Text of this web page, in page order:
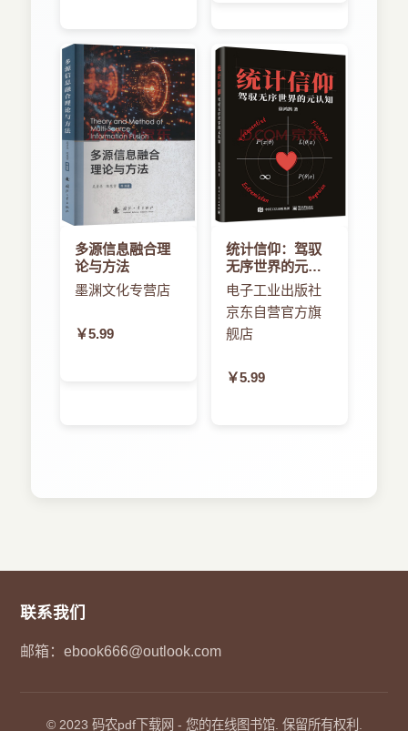
5.4循环语句
5.5任务与函数
5.6有限状态机的设计
5.7Quartus II图形化状态机输入工具使用
第6章Verilog HDL语言基础程序设计
6.1Verilog HDL语言实现组合逻辑电路
6.2Verilog HDL语言实现时序逻辑电路
6.3Verilog HDL语言的代码风格
6.3.1Verilog HDL语言的基本原则
6.3.2Verilog HDL语言的编写规范
6.3.3Verilog HDL语言的处理技巧
6.4硬件描述语言设计基础实例
6.4.18-3编码器
7.1ModelSim仿真工具简介
7.3ModelSim仿真工具安装与使用
8.1验证与仿真简介
兼顾原理，注重实用。本书侧重于实际应用，精炼
理论讲解内容。
实例丰富，涉及面广。本书提供了丰富的FPGA程
序设计实例，内容涉及电子系统的各个领域。
本书由高敬鹏、武超群、左伟平编著。其中，第
1~5章由哈尔滨工程大学高敬鹏编写，第7~11章由
黑龙江工程学院武超群编写，第6章由左伟平编
写。另外，参加本书编写的还有管殿柱、管玥、宋
一兵、付本国、赵景伟、赵景波、张洪信、王献
红、魏代善、谈世哲、李文秋和初航。
感谢您选择了本书，希望我们的努力对您的工作和
多源信息融合理
论与方法
墨渊文化专营店
￥5.99
统计信仰：驾驭
无序世界的元认
知
电子工业出版社
京东自营官方旗
舰店
￥5.99
联系我们
邮箱：ebook666@outlook.com
© 2023 码农pdf下载网 - 您的在线图书馆. 保留所有权利.